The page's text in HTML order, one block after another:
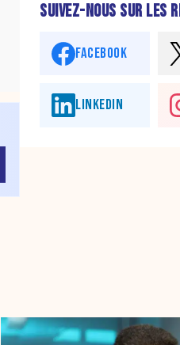
SUIVEZ-NOUS SUR LES
FACEBOOK
LINKEDIN